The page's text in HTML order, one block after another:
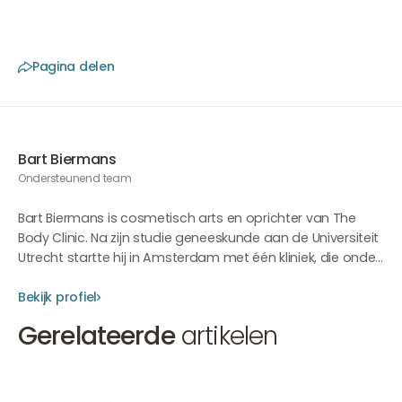
Pagina delen
Bart Biermans
Ondersteunend team
Bart Biermans is cosmetisch arts en oprichter van The
Body Clinic. Na zijn studie geneeskunde aan de Universiteit
Utrecht startte hij in Amsterdam met één kliniek, die onder
organisatie met meerdere locaties in Nederland en
heeft Bart een heldere visie ontwikkeld op natuurlijke
Bekijk profiel
Gerelateerdeartikelen